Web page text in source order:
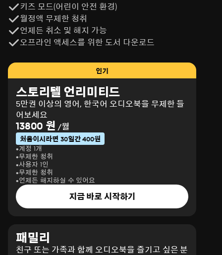
키즈 모드(어린이 안전 환경)
월정액 무제한 청취
언제든 취소 및 해지 가능
오프라인 액세스를 위한 도서 다운로드
인기
스토리텔 언리미티드
5만권 이상의 영어, 한국어 오디오북을 무제한 들
어보세요
13800 원 /월
처음이시라면 30일간 400원
계정 1개
무제한 청취
사용자 1인
무제한 청취
언제든 해지하실 수 있어요
지금 바로 시작하기
패밀리
친구 또는 가족과 함께 오디오북을 즐기고 싶은 분